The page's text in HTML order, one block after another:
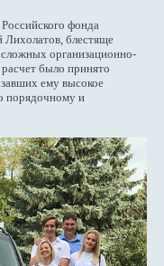
фонда
Лихолатов, блестяще
организационно-
было принято
ему высокое
порядочному и